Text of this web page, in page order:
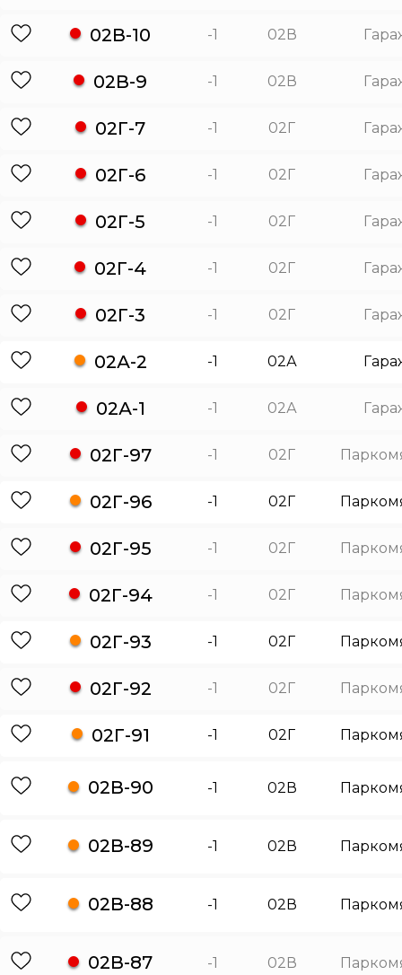
02В-10 -1 02В
02В-9 -1 02В
02Г-7 -1 02Г
02Г-6 -1 02Г
02Г-5 -1 02Г
02Г-4 -1 02Г
02Г-3 -1 02Г
02А-2 -1 02А
02А-1 -1 02А
02Г-97 -1 02Г
02Г-96 -1 02Г
02Г-95 -1 02Г
02Г-94 -1 02Г
02Г-93 -1 02Г
02Г-92 -1 02Г
02Г-91 -1 02Г
02В-90 -1 02В
02В-89 -1 02В
02В-88 -1 02В
02В-87 -1 02В